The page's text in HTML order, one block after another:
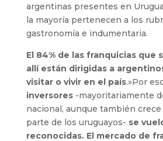
argentinas presentes en
la mayoría pertenecen a los
gastronomía e indumentaria.
El 84% de las franquicias que
allí están dirigidas a
visitar o vivir en el país.»Por
inversores-mayoritariamente
nacional, aunque también
parte de los uruguayos- se
reconocidas. El mercado de